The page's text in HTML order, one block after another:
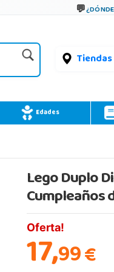
Tiendas
Edades
Lego Duplo
Cumpleaños
Oferta!
17,99€